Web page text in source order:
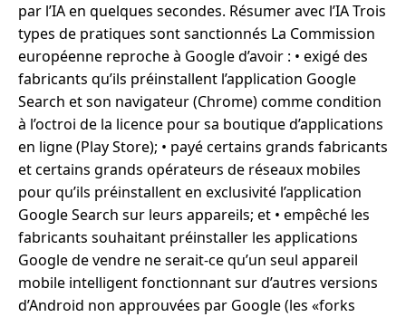
par l’IA en quelques secondes. Résumer avec l’IA Trois
types de pratiques sont sanctionnés La Commission
européenne reproche à Google d’avoir : • exigé des
fabricants qu’ils préinstallent l’application Google
Search et son navigateur (Chrome) comme condition
à l’octroi de la licence pour sa boutique d’applications
en ligne (Play Store); • payé certains grands fabricants
et certains grands opérateurs de réseaux mobiles
pour qu’ils préinstallent en exclusivité l’application
Google Search sur leurs appareils; et • empêché les
fabricants souhaitant préinstaller les applications
Google de vendre ne serait-ce qu’un seul appareil
mobile intelligent fonctionnant sur d’autres versions
d’Android non approuvées par Google (les «forks